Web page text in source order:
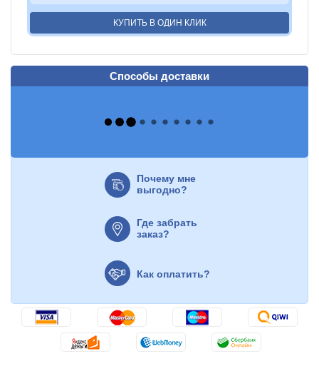
КУПИТЬ В ОДИН КЛИК
Способы доставки
Почему мне
выгодно?
Где забрать
заказ?
Как оплатить?